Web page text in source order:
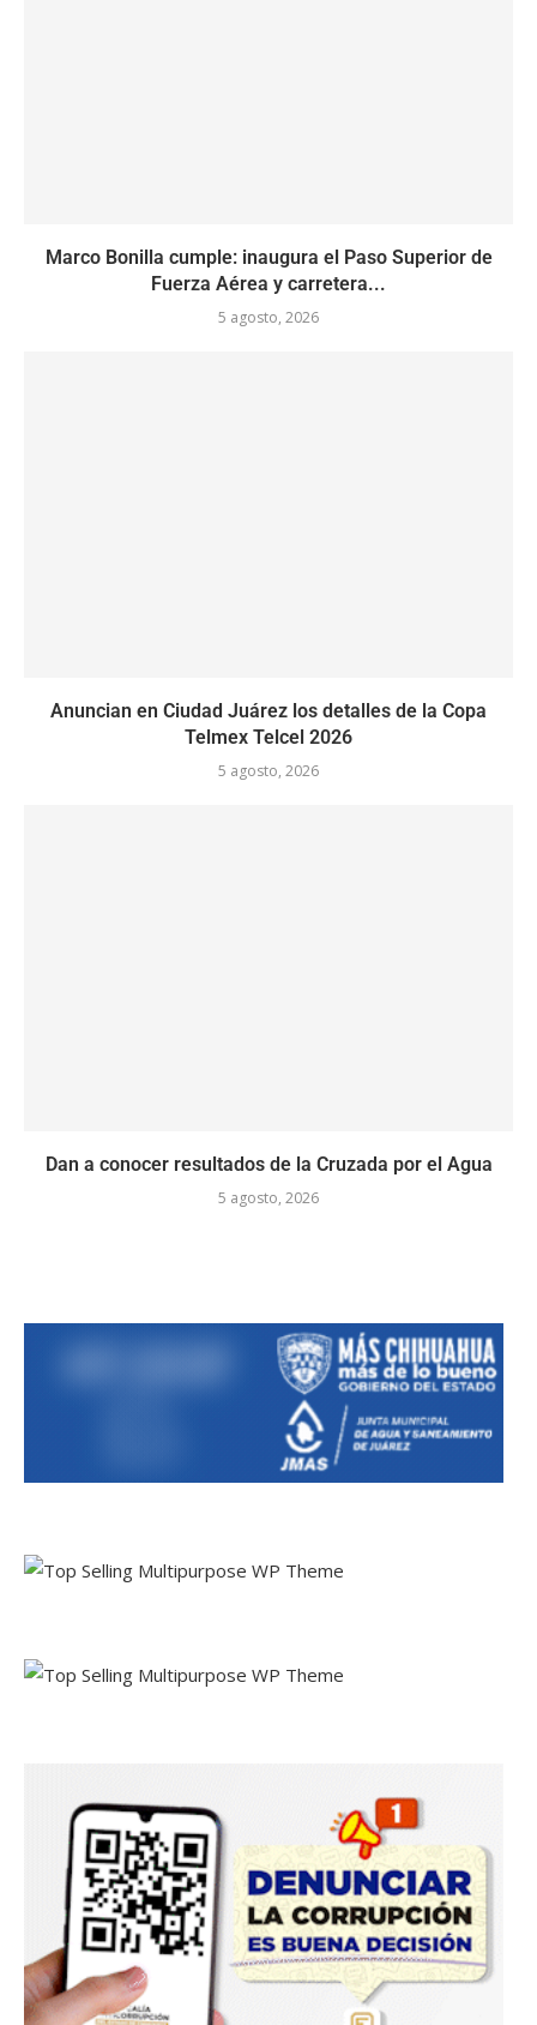
Marco Bonilla cumple: inaugura el Paso Superior de
Fuerza Aérea y carretera...
5 agosto, 2026
Anuncian en Ciudad Juárez los detalles de la Copa
Telmex Telcel 2026
5 agosto, 2026
Dan a conocer resultados de la Cruzada por el Agua
5 agosto, 2026